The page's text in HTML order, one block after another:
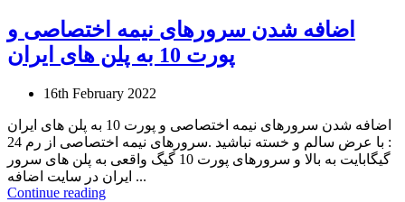
اضافه شدن سرورهای نیمه اختصاصی و
پورت 10 به پلن های ایران
16th February 2022
اضافه شدن سرورهای نیمه اختصاصی و پورت 10 به پلن های ایران
: با عرض سالم و خسته نباشید .سرورهای نیمه اختصاصی از رم 24
گیگابایت به بالا و سرورهای پورت 10 گیگ واقعی به پلن های سرور
ایران در سایت اضافه ...
Continue reading